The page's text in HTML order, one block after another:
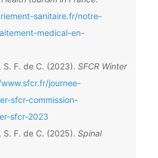
sanitaire.fr/notre-
medical-en-
S. F. de C. (2023). SFCR Winter
journee-
sfcr-commission-
sfcr-2023
S. F. de C. (2025). Spinal